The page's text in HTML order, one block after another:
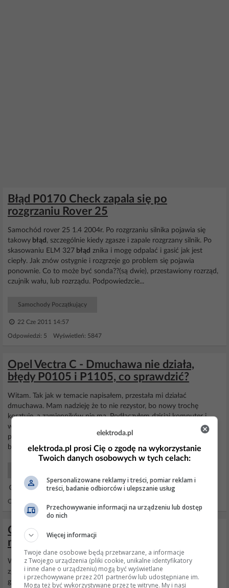
Błąd P0170 Check zapala się po
rozgrzaniu Rover 25
Samochód rover 25 1.4 2004r. Po rozgrzaniu silnika pojawia się
takowy błąd , szczególnie kiedy zgasze i zapale rozgrzany silnik. Po
skasowaniu ELM 327 błąd znika i mogę odpalać i gasić jak jest
ciepły. Jak znów ostygnie i rozgrzeje go problem się pojawia
ponownie. Co to może być sonda??(są dwie), przestawiony rozrząd,
czujnik wału, lub rozrządu. Podpowiedzcie...
Samochody Początkujący
22 Cze 2011 14:57
Odpowiedzi: 5 Wyświetleń: 5847
Opel Vectra C - Dmuchawa nie działa,
błędy P0105 i P1105, co sprawdzić?
Witam. Tak jak w temacie napisałem, przestała mi działać
dmuchawa. Mam nadzieję że to nie rezystor, bo nowy trochę
kosztuje, a zamienników nie ma. Podłączyłem dzisiaj komputer i
wyświetliły mi się dwa błędy: nr
paliwa i powietrza Pomiar - ISO / SAE Kontrolowany opis Ciśnienia
bezwzględnego w kolektorze / Obwód ciśnienia...
23 Mar 2014 11:10
Odpowiedzi: 5 Wyświetleń: 2199
Opel Astra 1.4 2000 - Błąd P0105, brak
mocy, gaśnie, problem z uruchomieniem
Witam.Mam problem z astra G 1.4 2000r.Samochod stracil moc i
zgasl.Teraz jest problem z uruchomieniem-zapala na sekunde i
gasnie.Blad sterownika-P0105-MAP SENSOR.Sensor zostal
elektroda.pl
elektroda.pl prosi Cię o zgodę na wykorzystanie
Twoich danych osobowych w tych celach:
Spersonalizowane reklamy i treści, pomiar reklam i
treści, badanie odbiorców i ulepszanie usług
Przechowywanie informacji na urządzeniu lub dostęp
do nich
Więcej informacji
Twoje dane osobowe będą przetwarzane, a informacje
z Twojego urządzenia (pliki cookie, unikalne identyfikatory
i inne dane o urządzeniu) mogą być wyświetlane
i przechowywane przez 201 partnerów lub udostępniane im.
Mogą też być wykorzystywane przez tę witrynę. My i nasi